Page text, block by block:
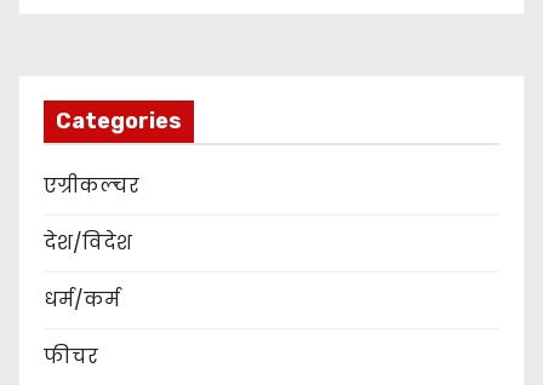
Categories
एग्रीकल्चर
देश/विदेश
धर्म/कर्म
फीचर